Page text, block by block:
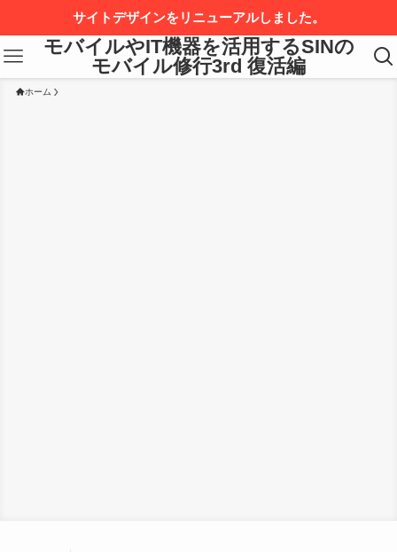
サイトデザインをリニューアルしました。
モバイルやIT機器を活用するSINの
モバイル修行3rd 復活編
ホーム